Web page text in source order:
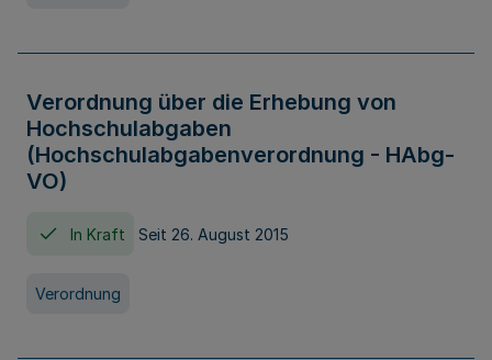
Verordnung über die Erhebung von
Hochschulabgaben
(Hochschulabgabenverordnung - HAbg-
VO)
In Kraft Seit 26. August 2015
Verordnung